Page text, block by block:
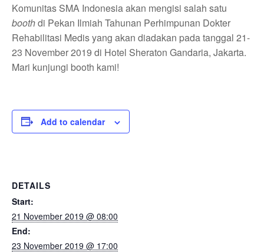
Komunitas SMA Indonesia akan mengisi salah satu
boothdi Pekan Ilmiah Tahunan Perhimpunan Dokter
Rehabilitasi Medis yang akan diadakan pada tanggal 21-
23 November 2019 di Hotel Sheraton Gandaria, Jakarta.
Mari kunjungi booth kami!
Add to calendar
DETAILS
Start:
21 November 2019 @ 08:00
End:
23 November 2019 @ 17:00